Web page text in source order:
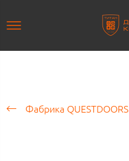
Фабрика QUESTDOORS